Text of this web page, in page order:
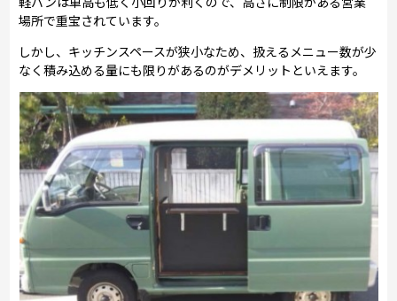
場所で重宝されています。
しかし、キッチンスペースが狭小なため、扱えるメニュー数が少
なく積み込める量にも限りがあるのがデメリットといえます。